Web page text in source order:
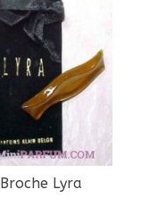
Broche Lyra